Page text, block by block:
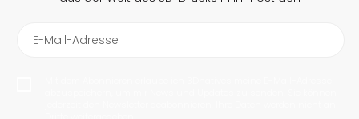
E-Mail-Adresse